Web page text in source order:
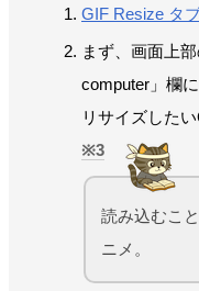
GIF Resize タ
まず、画面上
computer」欄
リサイズした
3
読み込むこ
ニメ。